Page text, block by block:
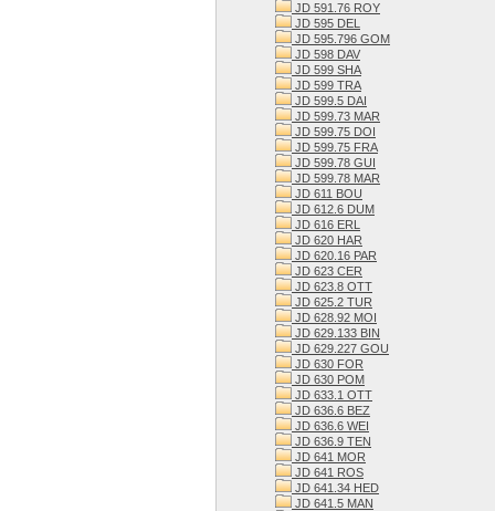
JD 591.76 ROY
JD 595 DEL
JD 595.796 GOM
JD 598 DAV
JD 599 SHA
JD 599 TRA
JD 599.5 DAI
JD 599.73 MAR
JD 599.75 DOI
JD 599.75 FRA
JD 599.78 GUI
JD 599.78 MAR
JD 611 BOU
JD 612.6 DUM
JD 616 ERL
JD 620 HAR
JD 620.16 PAR
JD 623 CER
JD 623.8 OTT
JD 625.2 TUR
JD 628.92 MOI
JD 629.133 BIN
JD 629.227 GOU
JD 630 FOR
JD 630 POM
JD 633.1 OTT
JD 636.6 BEZ
JD 636.6 WEI
JD 636.9 TEN
JD 641 MOR
JD 641 ROS
JD 641.34 HED
JD 641.5 MAN